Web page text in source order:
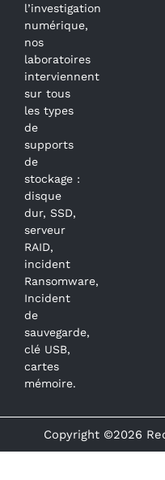
l’investigation
numérique,
nos
laboratoires
interviennent
sur tous
les types
de
supports
de
stockage :
disque
dur, SSD,
serveur
RAID,
incident
Ransomware,
Incident
de
sauvegarde,
clé USB,
cartes
mémoire.
Copyright ©2026